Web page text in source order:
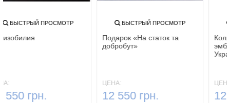
БЫСТРЫЙ ПРОСМОТР
Рог изобилия
12 550 грн.
БЫСТРЫЙ ПРОСМОТР
Подарок «На статок та
добробут»
12 550 грн.